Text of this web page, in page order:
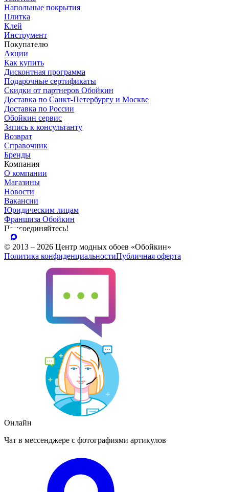
Напольные покрытия
Плитка
Клей
Инструмент
Покупателю
Акции
Как купить
Дисконтная программа
Подарочные сертификаты
Скидки от партнеров Обойкин
Доставка по Санкт-Петербургу и Москве
Доставка по России
Обойкин сервис
Запись к консультанту
Возврат
Справочник
Бренды
Компания
О компании
Магазины
Новости
Вакансии
Юридическим лицам
Франшиза Обойкин
Присоединяйтесь!
© 2013 – 2026 Центр модных обоев «Обойкин»
Политика конфиденциальностиПубличная оферта
Онлайн
Чат в мессенджере с фотографиями артикулов